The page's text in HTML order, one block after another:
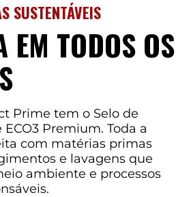
SUSTENTÁVEIS
EM TODOS OS
Prime tem o Selo de
Premium. Toda a
com matérias primas
e lavagens que
ambiente e processos